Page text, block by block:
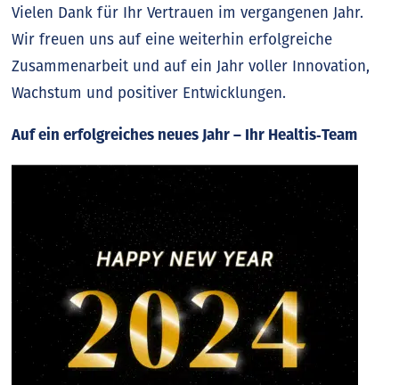
Vielen Dank für Ihr Vertrauen im vergangenen Jahr.
Wir freuen uns auf eine weiterhin erfolgreiche
Zusammenarbeit und auf ein Jahr voller Innovation,
Wachstum und positiver Entwicklungen.
Auf ein erfolgreiches neues Jahr – Ihr Healtis‑Team